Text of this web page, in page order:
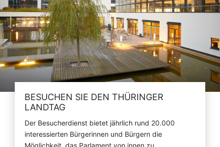
BESUCHEN SIE DEN THÜRINGER
LANDTAG
Der Besucherdienst bietet jährlich rund 20.000
interessierten Bürgerinnen und Bürgern die
Möglichkeit, das Parlament von innen zu